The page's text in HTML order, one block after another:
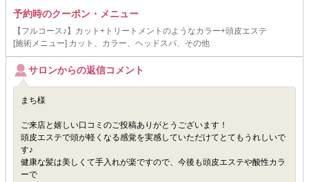
予約時のクーポン・メニュー
【フルコース♪】カット+トリートメントのようなカラー+頭皮エステ
[施術メニュー] カット、カラー、ヘッドスパ、その他
サロンからの返信コメント
まち様
ご来店と嬉しい口コミのご投稿ありがとうございます！
頭皮エステで頭が軽くなる感覚を実感していただけてとてもうれしいで
す♪
健康な髪は美しくて手入れが楽ですので、今後も頭皮エステや酸性カラ
ーで